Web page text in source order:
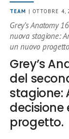
TEAM | OTTOBRE 4,
Grey’s Anatomy
nuova stagione:
un nuovo
Grey’s
del
stagione:
decisione
progetto.